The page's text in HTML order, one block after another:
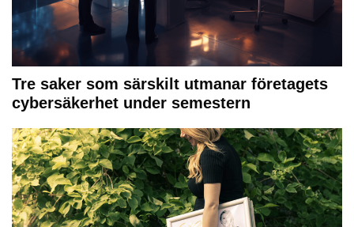
Tre saker som särskilt utmanar företagets
cybersäkerhet under semestern